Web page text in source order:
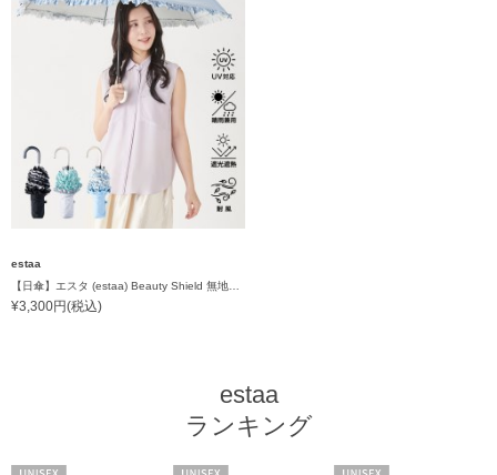
estaa
¥3,300円(税込)
estaa
ランキング